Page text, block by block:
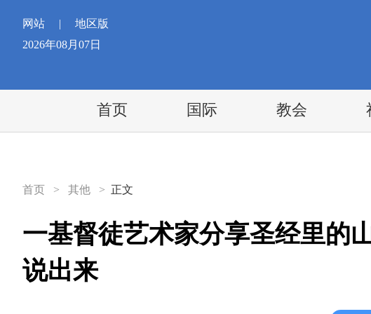
网站 |
地区版
2026年08月07日
首页 国际 教会
首页 > 其他 > 正文
一基督徒艺术家分享圣经里的
说出来